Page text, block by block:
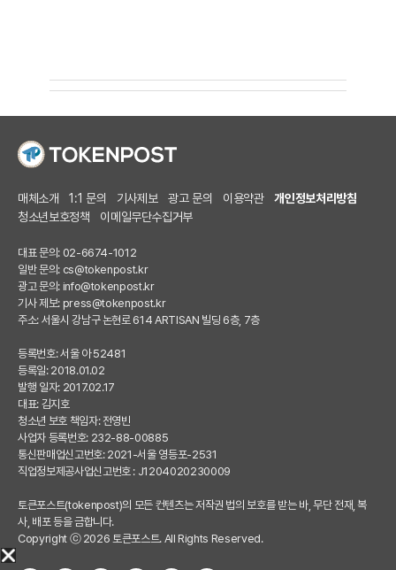
매체소개 1:1 문의 기사제보 광고 문의 이용약관
개인정보처리방침
청소년보호정책
이메일무단수집거부
대표 문의: 02-6674-1012
일반 문의: cs@tokenpost.kr
광고 문의: info@tokenpost.kr
기사 제보: press@tokenpost.kr
주소: 서울시 강남구 논현로 614 ARTISAN 빌딩 6층, 7층
등록번호: 서울 아 52481
등록일: 2018.01.02
발행 일자: 2017.02.17
대표: 김지호
청소년 보호 책임자: 전영빈
사업자 등록번호: 232-88-00885
통신판매업신고번호: 2021-서울 영등포-2531
직업정보제공사업신고번호 : J1204020230009
토큰포스트(tokenpost)의 모든 컨텐츠는 저작권 법의 보호를 받는 바, 무단 전재, 복
사, 배포 등을 금합니다.
Copyright ⓒ 2026 토큰포스트. All Rights Reserved.